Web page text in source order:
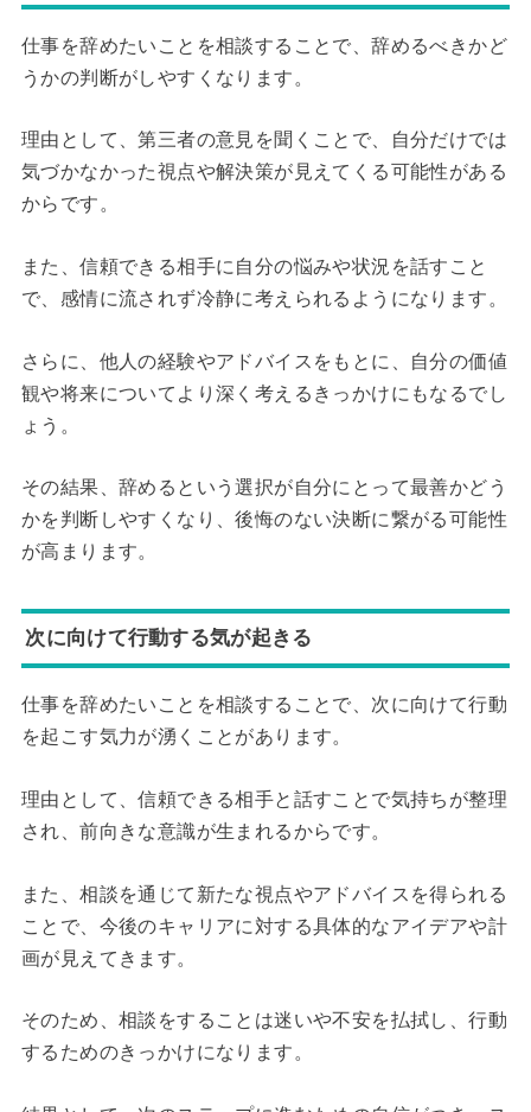
仕事を辞めたいことを相談することで、辞めるべきかど
うかの判断がしやすくなります。
理由として、第三者の意見を聞くことで、自分だけでは
気づかなかった視点や解決策が見えてくる可能性がある
からです。
また、信頼できる相手に自分の悩みや状況を話すこと
で、感情に流されず冷静に考えられるようになります。
さらに、他人の経験やアドバイスをもとに、自分の価値
観や将来についてより深く考えるきっかけにもなるでし
ょう。
その結果、辞めるという選択が自分にとって最善かどう
かを判断しやすくなり、後悔のない決断に繋がる可能性
が高まります。
次に向けて行動する気が起きる
仕事を辞めたいことを相談することで、次に向けて行動
を起こす気力が湧くことがあります。
理由として、信頼できる相手と話すことで気持ちが整理
され、前向きな意識が生まれるからです。
また、相談を通じて新たな視点やアドバイスを得られる
ことで、今後のキャリアに対する具体的なアイデアや計
画が見えてきます。
そのため、相談をすることは迷いや不安を払拭し、行動
するためのきっかけになります。